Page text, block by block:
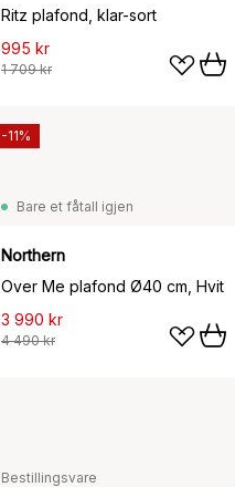
Ritz plafond, klar-sort
995 kr
1 709 kr
Bare et fåtall igjen
Northern
Over Me plafond Ø40 cm, Hvit
3 990 kr
4 490 kr
-11%
Bestillingsvare